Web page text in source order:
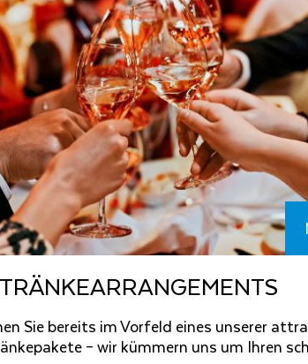
Sie bereits im Vorfeld eines unserer
– wir kümmern uns um Ihren